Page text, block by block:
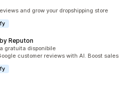
and grow your dropshipping store
Reputon
gratuita disponibile
customer reviews with AI. Boost sales